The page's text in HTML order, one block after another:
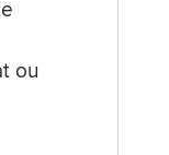
ou